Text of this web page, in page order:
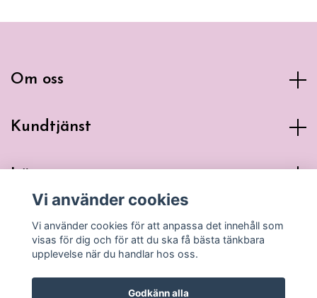
Om oss
Kundtjänst
Läs mer
Sociala medier
Vi använder cookies
Vi använder cookies för att anpassa det innehåll som
visas för dig och för att du ska få bästa tänkbara
upplevelse när du handlar hos oss.
Godkänn alla